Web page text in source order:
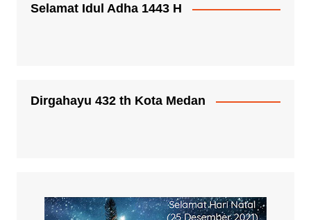
Selamat Idul Adha 1443 H
Dirgahayu 432 th Kota Medan